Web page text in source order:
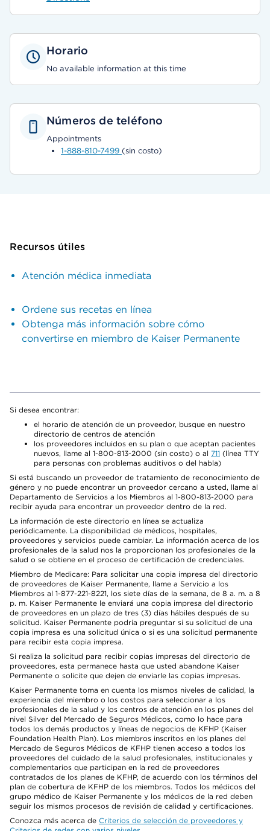
Horario
No available information at this time
Números de teléfono
Appointments
1-888-810-7499 (sin costo)
Recursos útiles
Atención médica inmediata
Ordene sus recetas en línea
Obtenga más información sobre cómo
convertirse en miembro de Kaiser Permanente
Si desea encontrar:
el horario de atención de un proveedor, busque en nuestro
directorio de centros de atención
los proveedores incluidos en su plan o que aceptan pacientes
nuevos, llame al 1-800-813-2000 (sin costo) o al 711 (línea TTY
para personas con problemas auditivos o del habla)
Si está buscando un proveedor de tratamiento de reconocimiento de
género y no puede encontrar un proveedor cercano a usted, llame al
Departamento de Servicios a los Miembros al 1-800-813-2000 para
recibir ayuda para encontrar un proveedor dentro de la red.
La información de este directorio en línea se actualiza
periódicamente. La disponibilidad de médicos, hospitales,
proveedores y servicios puede cambiar. La información acerca de los
profesionales de la salud nos la proporcionan los profesionales de la
salud o se obtiene en el proceso de certificación de credenciales.
Miembro de Medicare: Para solicitar una copia impresa del directorio
de proveedores de Kaiser Permanente, llame a Servicio a los
Miembros al 1-877-221-8221, los siete días de la semana, de 8 a. m. a 8
p. m. Kaiser Permanente le enviará una copia impresa del directorio
de proveedores en un plazo de tres (3) días hábiles después de su
solicitud. Kaiser Permanente podría preguntar si su solicitud de una
copia impresa es una solicitud única o si es una solicitud permanente
para recibir esta copia impresa.
Si realiza la solicitud para recibir copias impresas del directorio de
proveedores, esta permanece hasta que usted abandone Kaiser
Permanente o solicite que dejen de enviarle las copias impresas.
Kaiser Permanente toma en cuenta los mismos niveles de calidad, la
experiencia del miembro o los costos para seleccionar a los
profesionales de la salud y los centros de atención en los planes del
nivel Silver del Mercado de Seguros Médicos, como lo hace para
todos los demás productos y líneas de negocios de KFHP (Kaiser
Foundation Health Plan). Los miembros inscritos en los planes del
Mercado de Seguros Médicos de KFHP tienen acceso a todos los
proveedores del cuidado de la salud profesionales, institucionales y
complementarios que participan en la red de proveedores
contratados de los planes de KFHP, de acuerdo con los términos del
plan de cobertura de KFHP de los miembros. Todos los médicos del
grupo médico de Kaiser Permanente y los médicos de la red deben
seguir los mismos procesos de revisión de calidad y certificaciones.
Conozca más acerca de Criterios de selección de proveedores y